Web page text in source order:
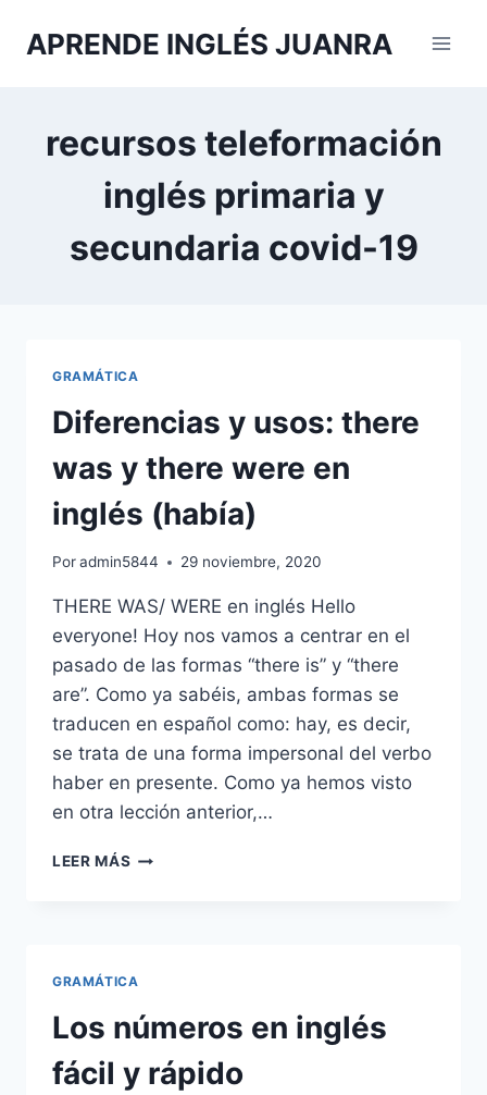
APRENDE INGLÉS JUANRA
recursos teleformación
inglés primaria y
secundaria covid-19
GRAMÁTICA
Diferencias y usos: there
was y there were en
inglés (había)
Poradmin5844 29 noviembre, 2020
THERE WAS/ WERE en inglés Hello
everyone! Hoy nos vamos a centrar en el
pasado de las formas “there is” y “there
are”. Como ya sabéis, ambas formas se
traducen en español como: hay, es decir,
se trata de una forma impersonal del verbo
haber en presente. Como ya hemos visto
en otra lección anterior,…
LEER MÁS DIFERENCIAS
WERE
EN
INGLÉS
(HABÍA)
GRAMÁTICA
Los números en inglés
fácil y rápido